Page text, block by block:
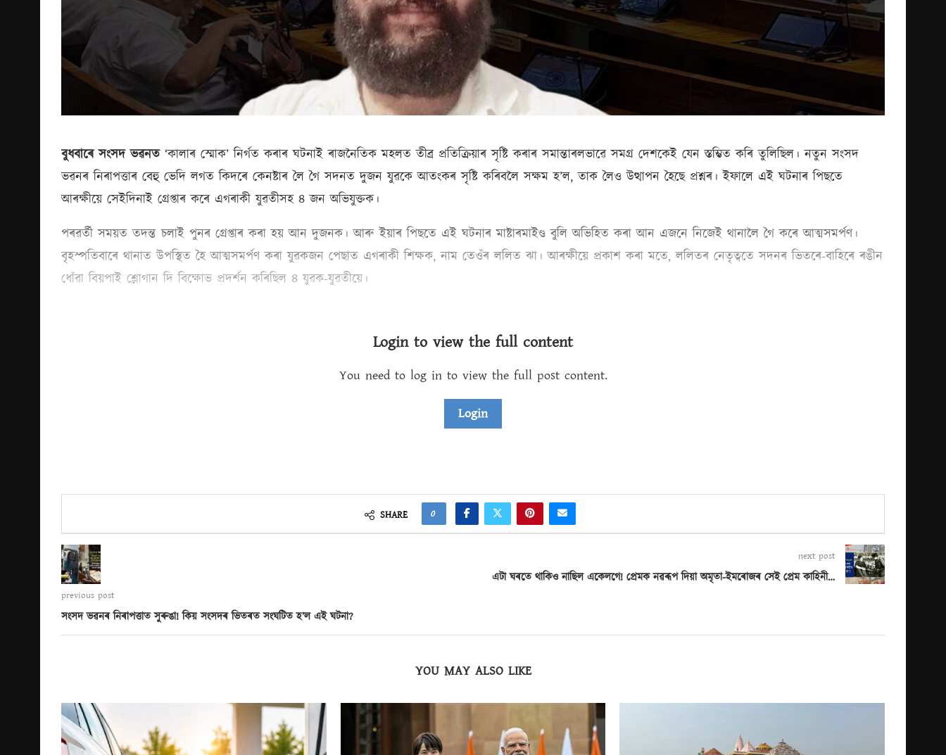
বুধবাৰে সংসদ ভৱনত‘কালাৰ স্মোক’ নিৰ্গত কৰাৰ ঘটনাই ৰাজনৈতিক মহলত তীব্ৰ প্ৰতিক্ৰিয়াৰ সৃষ্টি কৰাৰ সমান্তাৰলভাৱে সমগ্ৰ দেশকেই যেন স্তম্ভিত কৰি তুলিছিল। নতুন সংসদ
ভৱনৰ নিৰাপত্তাৰ বেহু ভেদি লগত কিদৰে কেনষ্টাৰ লৈ গৈ সদনত দুজন যুৱকে আতংকৰ সৃষ্টি কৰিবলৈ সক্ষম হ’ল, তাক লৈও উত্থাপন হৈছে প্ৰশ্নৰ। ইফালে এই ঘটনাৰ পিছতে
আৰক্ষীয়ে সেইদিনাই গ্ৰেপ্তাৰ কৰে এগৰাকী যুৱতীসহ ৪ জন অভিযুক্তক।
পৰৱৰ্তী সময়ত তদন্ত চলাই পুনৰ গ্ৰেপ্তাৰ কৰা হয় আন দুজনক। আৰু ইয়াৰ পিছতে এই ঘটনাৰ মাষ্টাৰমাইণ্ড বুলি অভিহিত কৰা আন এজনে নিজেই থানালৈ গৈ কৰে আত্মসমৰ্পণ।
বৃহস্পতিবাৰে থানাত উপস্থিত হৈ আত্মসমৰ্পণ কৰা যুৱকজন পেছাত এগৰাকী শিক্ষক, নাম তেওঁৰ ললিত ঝা। আৰক্ষীয়ে প্ৰকাশ কৰা মতে, ললিতৰ নেতৃত্বতে সদনৰ ভিতৰে-বাহিৰে ৰঙীন
ধোঁৱা বিয়পাই শ্লোগান দি বিক্ষোভ প্ৰদৰ্শন কৰিছিল ৪ যুৱক-যুৱতীয়ে।
Login to view the full content
You need to log in to view the full post content.
Login
SHARE 0
previous post
সংসদ ভৱনৰ নিৰাপত্তাত সুৰুঙা! কিয় সংসদৰ ভিতৰত সংঘটিত হ’ল এই ঘটনা?
next post
এটা ঘৰতে থাকিও নাছিল একেলগে! প্ৰেমক নৱৰূপ দিয়া অমৃতা-ইমৰোজৰ সেই প্ৰেম কাহিনী…
YOU MAY ALSO LIKE